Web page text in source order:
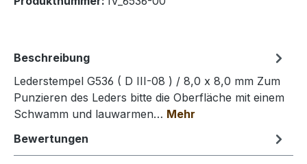
Beschreibung
Lederstempel G536 ( D III-08 ) / 8,0 x 8,0 mm Zum
Punzieren des Leders bitte die Oberfläche mit einem
Schwamm und lauwarmen… Mehr
Bewertungen